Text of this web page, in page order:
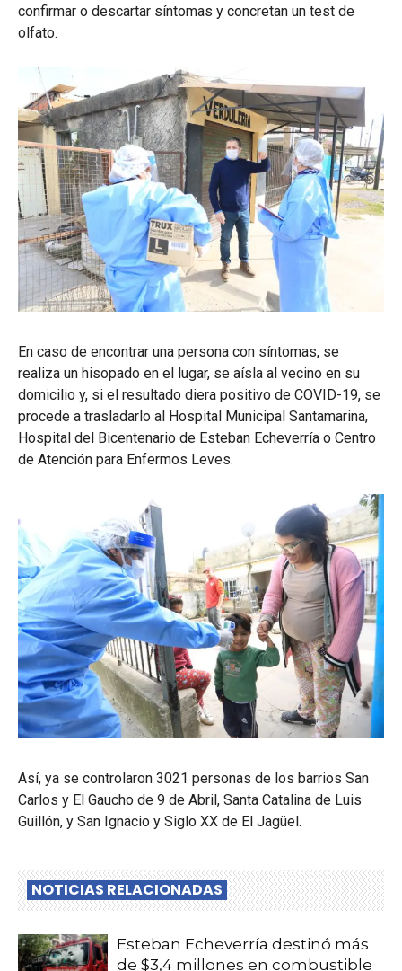
confirmar o descartar síntomas y concretan un test de
olfato.
En caso de encontrar una persona con síntomas, se
realiza un hisopado en el lugar, se aísla al vecino en su
domicilio y, si el resultado diera positivo de COVID-19, se
procede a trasladarlo al Hospital Municipal Santamarina,
Hospital del Bicentenario de Esteban Echeverría o Centro
de Atención para Enfermos Leves.
Así, ya se controlaron 3021 personas de los barrios San
Carlos y El Gaucho de 9 de Abril, Santa Catalina de Luis
Guillón, y San Ignacio y Siglo XX de El Jagüel.
NOTICIAS RELACIONADAS
Esteban Echeverría destinó más
de $3,4 millones en combustible